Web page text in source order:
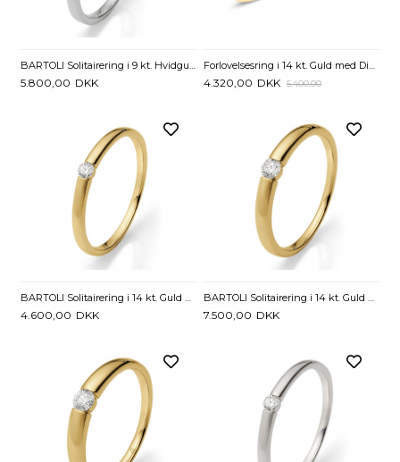
BARTOLI Solitairering i 9 kt. Hvidguld med Diamant - 0,10 ct.
5.800,00 DKK
Forlovelsesring i 14 kt. Guld med Diamant - 0,05 ct.
4.320,00 DKK 5.400,00
BARTOLI Solitairering i 14 kt. Guld med Diamant - 0,06 ct.
4.600,00 DKK
BARTOLI Solitairering i 14 kt. Guld med Diamant - 0,11 ct.
7.500,00 DKK